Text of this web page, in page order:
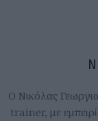
Ο Νικόλας
trainer, με